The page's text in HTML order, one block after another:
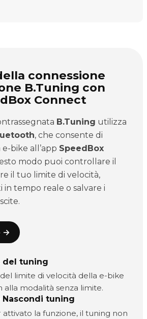
connessione
B.Tuning con
Connect
B.Tuning utilizza
, che consente di
bike all’app SpeedBox
modo puoi controllare il
il tuo limite di velocità,
in tempo reale o salvare i
→
del tuning
limite di velocità della e-bike
alla modalità senza limite.
Nascondi tuning
attivato la funzione, il tuning non